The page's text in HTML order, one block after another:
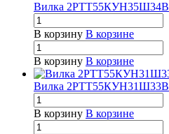
Вилка 2РТТ55КУН35Ш34В
В корзину В корзине
В корзину В корзине
Вилка 2РТТ55КУН31Ш33В
В корзину В корзине